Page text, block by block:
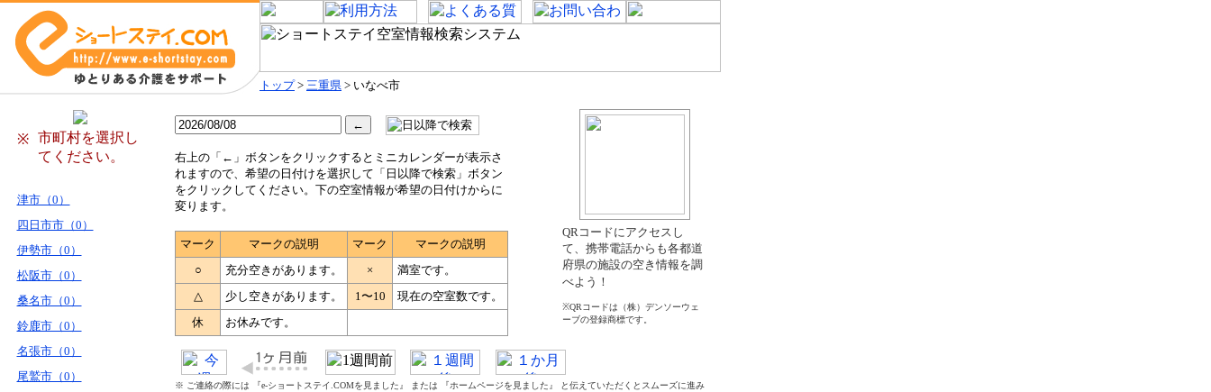
トップ> 三重県 > いなべ市
※
市町村を選択し
てください。
津市（0）
四日市市（0）
伊勢市（0）
松阪市（0）
桑名市（0）
鈴鹿市（0）
名張市（0）
尾鷲市（0）
右上の「←」ボタンをクリックするとミニカレンダーが表示さ
れますので、希望の日付けを選択して「日以降で検索」ボタン
をクリックしてください。下の空室情報が希望の日付けからに
変ります。
マーク マークの説明 マーク
マークの説明
○
充分空きがあります。 ×
満室です。
△
少し空きがあります。 1〜10
現在の空室数です。
休
お休みです。
QRコードにアクセスし
て、携帯電話からも各都道
府県の施設の空き情報を調
べよう！
※QRコードは（株）デンソーウェ
ーブの登録商標です。
※ ご連絡の際には 『e-ショートステイ.COMを見ました』 または 『ホームページを見ました』 と伝えていただくとスムーズに進み